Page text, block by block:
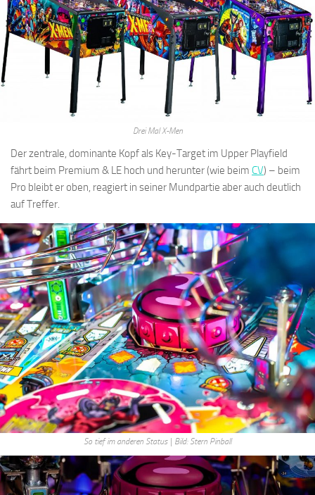
Drei Mal X-Men
Der zentrale, dominante Kopf als Key-Target im Upper Playfield
fährt beim Premium & LE hoch und herunter (wie beim CV) – beim
Pro bleibt er oben, reagiert in seiner Mundpartie aber auch deutlich
auf Treffer.
So tief im anderen Status | Bild: Stern Pinball